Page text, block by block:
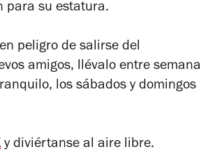
para su estatura.
peligro de salirse del
amigos, llévalo entre semana
los sábados y domingos
y diviértanse al aire libre.